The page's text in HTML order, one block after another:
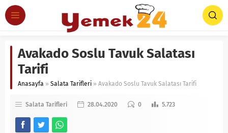
Avakado Soslu Tavuk Salatası
Tarifi
Anasayfa » Salata Tarifleri » Avakado Soslu Tavuk Salatası Tarifi
Salata Tarifleri 28.04.2020 0 5.723